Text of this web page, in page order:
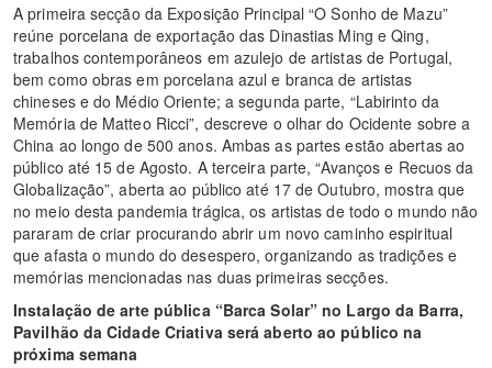
A primeira secção da Exposição Principal “O Sonho de Mazu”
reúne porcelana de exportação das Dinastias Ming e Qing,
trabalhos contemporâneos em azulejo de artistas de Portugal,
bem como obras em porcelana azul e branca de artistas
chineses e do Médio Oriente; a segunda parte, “Labirinto da
Memória de Matteo Ricci”, descreve o olhar do Ocidente sobre a
China ao longo de 500 anos. Ambas as partes estão abertas ao
público até 15 de Agosto. A terceira parte, “Avanços e Recuos da
Globalização”, aberta ao público até 17 de Outubro, mostra que
no meio desta pandemia trágica, os artistas de todo o mundo não
pararam de criar procurando abrir um novo caminho espiritual
que afasta o mundo do desespero, organizando as tradições e
memórias mencionadas nas duas primeiras secções.
Instalação de arte pública “Barca Solar” no Largo da Barra,
Pavilhão da Cidade Criativa será aberto ao público na
próxima semana